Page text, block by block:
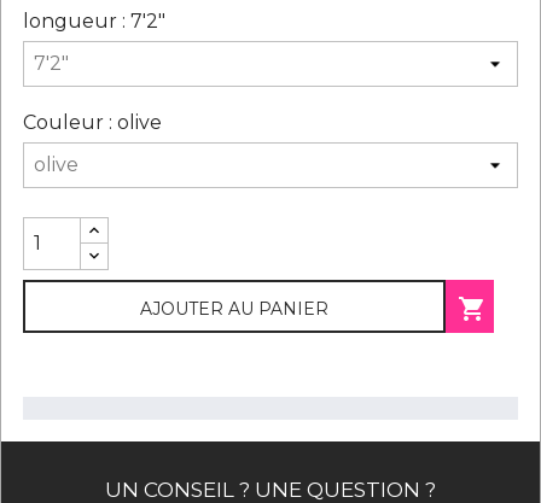
longueur : 7'2"
Couleur : olive
AJOUTER AU PANIER 
UN CONSEIL ? UNE QUESTION ?